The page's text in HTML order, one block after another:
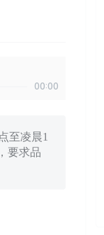
00:00
至凌晨1
要求品